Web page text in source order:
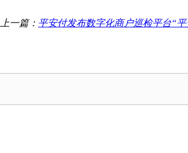
上一篇： 平安付发布数字化商户巡检平台“